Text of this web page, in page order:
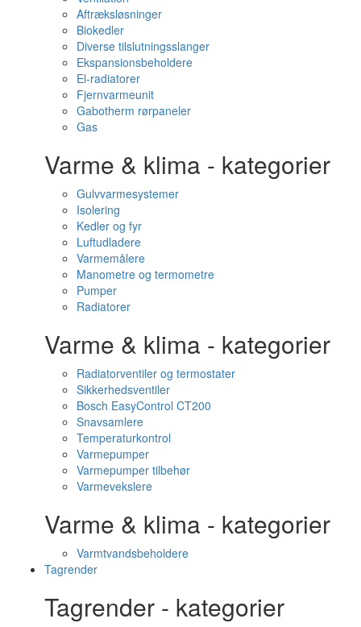
Aftræksløsninger
Biokedler
Diverse tilslutningsslanger
Ekspansionsbeholdere
El-radiatorer
Fjernvarmeunit
Gabotherm rørpaneler
Gas
Varme & klima - kategorier
Gulvvarmesystemer
Isolering
Kedler og fyr
Luftudladere
Varmemålere
Manometre og termometre
Pumper
Radiatorer
Varme & klima - kategorier
Radiatorventiler og termostater
Sikkerhedsventiler
Bosch EasyControl CT200
Snavsamlere
Temperaturkontrol
Varmepumper
Varmepumper tilbehør
Varmevekslere
Varme & klima - kategorier
Varmtvandsbeholdere
Tagrender
Tagrender - kategorier